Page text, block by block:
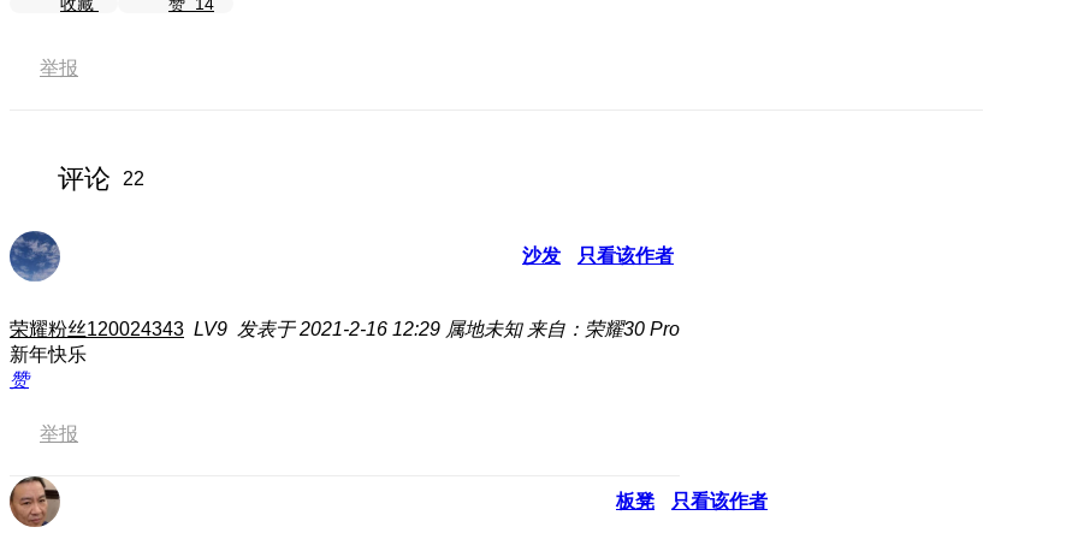
举报
评论 22
沙发 只看该作者
荣耀粉丝120024343 LV9 发表于 2021-2-16 12:29 属地未知 来自：荣耀30 Pro
新年快乐
赞
举报
板凳 只看该作者